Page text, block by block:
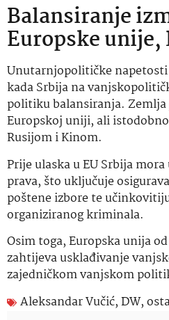
Balansiranje
Europske unije,
Unutarnjopolitičke
kada Srbija na
politiku balansiranja.
Europskoj uniji, ali
Rusijom i Kinom.
Prije ulaska u EU Srbija
prava, što uključuje
poštene izbore te
organiziranog kriminala.
Osim toga, Europska unija
zahtijeva usklađivanje
zajedničkom vanjskom
Aleksandar Vučić,DW,